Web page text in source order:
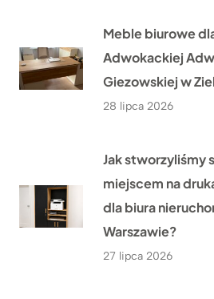
Meble biurowe
Adwokackiej
Giezowskiej w
28 lipca 2026
Jak stworzyliśmy
miejscem na
dla biura
Warszawie?
27 lipca 2026